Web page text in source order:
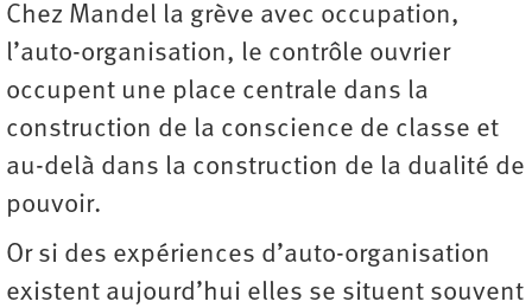
Chez Mandel la grève avec occupation,
l’auto-organisation, le contrôle ouvrier
occupent une place centrale dans la
construction de la conscience de classe et
au-delà dans la construction de la dualité de
pouvoir.
Or si des expériences d’auto-organisation
existent aujourd’hui elles se situent souvent